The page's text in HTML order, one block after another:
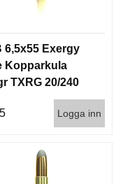
6,5x55 Exergy
Kopparkula
TXRG 20/240
Logga inn